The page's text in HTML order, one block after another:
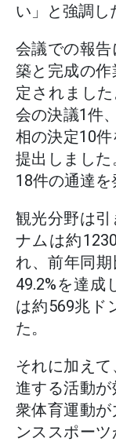
い」と強調し
会議での報
築と完成の
定されまし
会の決議1件
相の決定10
提出しまし
18件の通達を
観光分野は引
ナムは約
れ、前年同
49.2%を達成
は約569兆ド
た。
それに加え
進する活動
衆体育運動
ンススポー